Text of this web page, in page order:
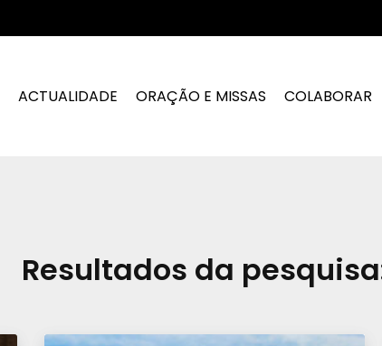
ACTUALIDADE ORAÇÃO E MISSAS COLABORAR
Resultados da